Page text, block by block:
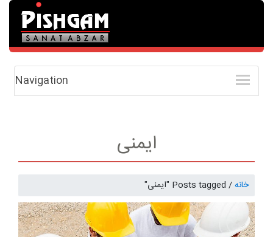
Navigation
ایمنی
خانه/ Posts tagged "ایمنی"